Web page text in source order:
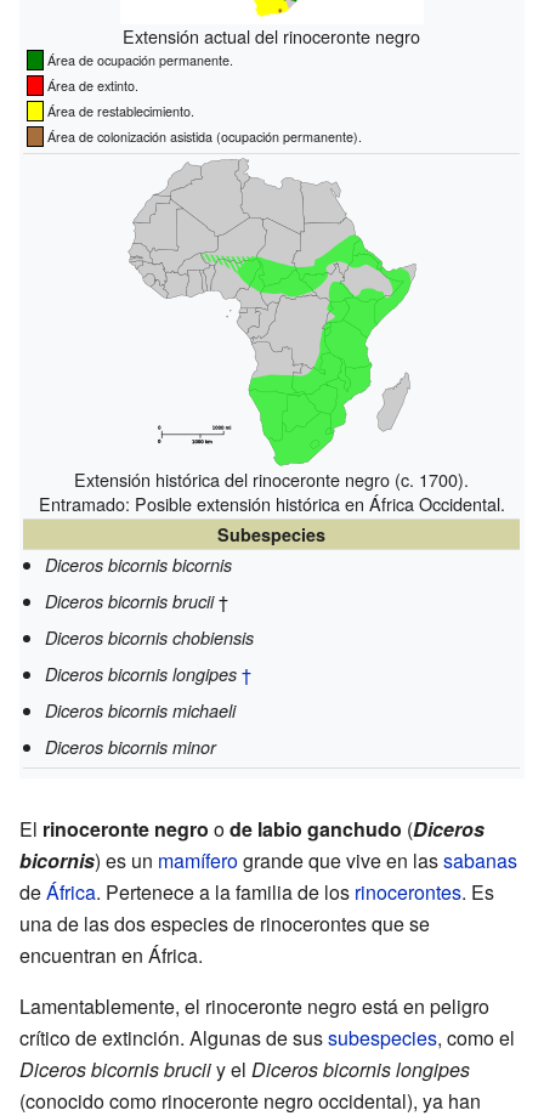
Extensión actual del rinoceronte negro
Área de ocupación permanente.
Área de extinto.
Área de restablecimiento.
Área de colonización asistida (ocupación permanente).
Extensión histórica del rinoceronte negro (c. 1700).
Entramado: Posible extensión histórica en África Occidental.
Subespecies
Diceros bicornis bicornis
Diceros bicornis brucii†
Diceros bicornis chobiensis
Diceros bicornis longipes †
Diceros bicornis michaeli
Diceros bicornis minor
El rinoceronte negro ode labio ganchudo (Diceros
bicornis) es un mamíferogrande que vive en lassabanas
deÁfrica. Pertenece a la familia de los rinocerontes. Es
una de las dos especies de rinocerontes que se
encuentran en África.
Lamentablemente, el rinoceronte negro está en peligro
crítico de extinción. Algunas de sussubespecies, como el
Diceros bicornis bruciiy el Diceros bicornis longipes
(conocido como rinoceronte negro occidental), ya han